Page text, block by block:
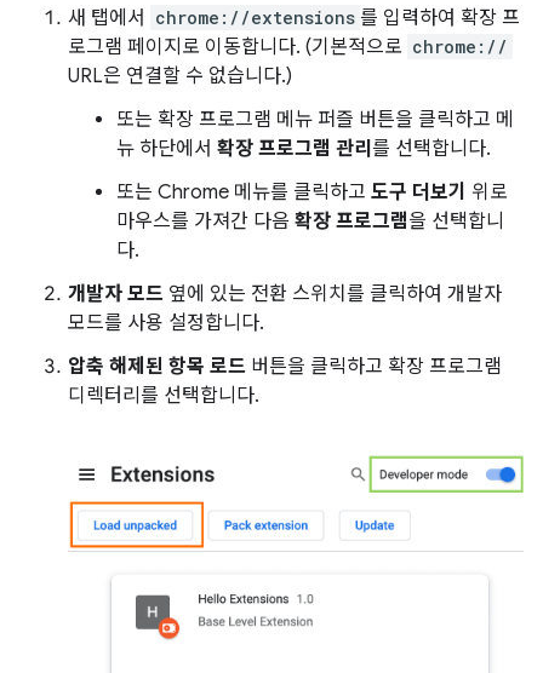
새 탭에서 chrome://extensions 를 입력하여 확장 프
로그램 페이지로 이동합니다. (기본적으로 chrome://
URL은 연결할 수 없습니다.)
또는 확장 프로그램 메뉴 퍼즐 버튼을 클릭하고 메
뉴 하단에서 확장 프로그램 관리 를 선택합니다.
또는 Chrome 메뉴를 클릭하고 도구 더보기 위로
마우스를 가져간 다음 확장 프로그램을 선택합니
다.
개발자 모드 옆에 있는 전환 스위치를 클릭하여 개발자
모드를 사용 설정합니다.
압축 해제된 항목 로드 버튼을 클릭하고 확장 프로그램
디렉터리를 선택합니다.